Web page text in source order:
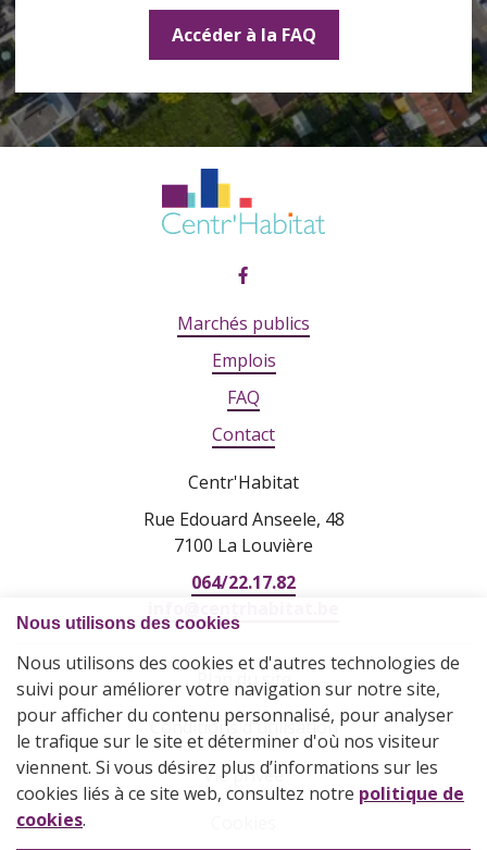
Accéder à la FAQ
Marchés publics
Emplois
FAQ
Contact
Centr'Habitat
Rue Edouard Anseele, 48
7100 La Louvière
064/22.17.82
Plan du site
Conditions d'utilisation
Vie privée